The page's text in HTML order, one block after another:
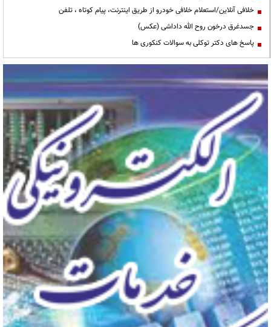
خلافی آنلاین/استعلام خلافی خودرو از طریق اینترنت، پیام کوتاه ، تلفن
جسدغرق درخون روح الله داداشی (عکس)
پاسخ های دکتر توکلی به سوالات کنکوری ها